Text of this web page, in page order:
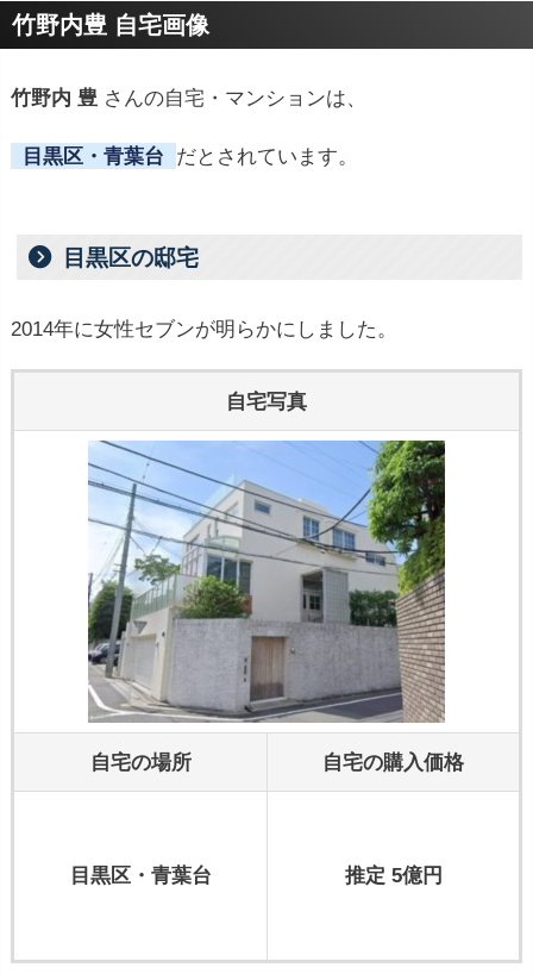
竹野内豊 自宅画像
竹野内 豊 さんの自宅・マンションは、
目黒区・青葉台 だとされています。
目黒区の邸宅
2014年に女性セブンが明らかにしました。
自宅写真
自宅の場所 自宅の購入価格
目黒区・青葉台 推定 5億円